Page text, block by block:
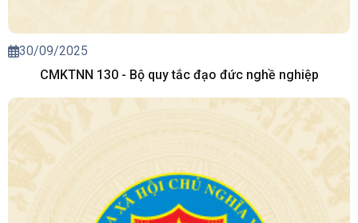
30/09/2025
CMKTNN 130 - Bộ quy tắc đạo đức nghề nghiệp